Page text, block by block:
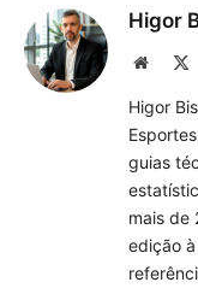
Higor
Site
Higor
guias
mais de
edição